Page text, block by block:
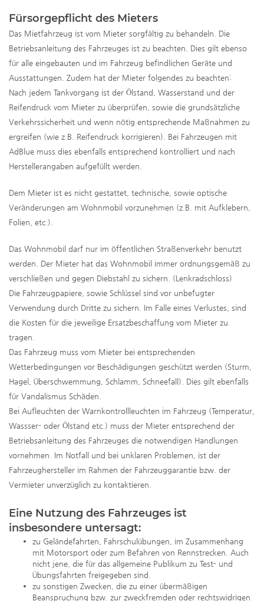
Fürsorgepflicht des Mieters
Das Mietfahrzeug ist vom Mieter sorgfältig zu behandeln. Die
Betriebsanleitung des Fahrzeuges ist zu beachten. Dies gilt ebenso
für alle eingebauten und im Fahrzeug befindlichen Geräte und
Ausstattungen. Zudem hat der Mieter folgendes zu beachten:
Nach jedem Tankvorgang ist der Ölstand, Wasserstand und der
Reifendruck vom Mieter zu überprüfen, sowie die grundsätzliche
Verkehrssicherheit und wenn nötig entsprechende Maßnahmen zu
ergreifen (wie z.B. Reifendruck korrigieren). Bei Fahrzeugen mit
AdBlue muss dies ebenfalls entsprechend kontrolliert und nach
Herstellerangaben aufgefüllt werden.
Dem Mieter ist es nicht gestattet, technische, sowie optische
Veränderungen am Wohnmobil vorzunehmen (z.B. mit Aufklebern,
Folien, etc.).
Das Wohnmobil darf nur im öffentlichen Straßenverkehr benutzt
werden. Der Mieter hat das Wohnmobil immer ordnungsgemäß zu
verschließen und gegen Diebstahl zu sichern. (Lenkradschloss)
Die Fahrzeugpapiere, sowie Schlüssel sind vor unbefugter
Verwendung durch Dritte zu sichern. Im Falle eines Verlustes, sind
die Kosten für die jeweilige Ersatzbeschaffung vom Mieter zu
tragen.
Das Fahrzeug muss vom Mieter bei entsprechenden
Wetterbedingungen vor Beschädigungen geschützt werden (Sturm,
Hagel, Überschwemmung, Schlamm, Schneefall). Dies gilt ebenfalls
für Vandalismus Schäden.
Bei Aufleuchten der Warnkontrollleuchten im Fahrzeug (Temperatur,
Wassser- oder Ölstand etc.) muss der Mieter entsprechend der
Betriebsanleitung des Fahrzeuges die notwendigen Handlungen
vornehmen. Im Notfall und bei unklaren Problemen, ist der
Fahrzeughersteller im Rahmen der Fahrzeuggarantie bzw. der
Vermieter unverzüglich zu kontaktieren.
Eine Nutzung des Fahrzeuges ist
insbesondere untersagt:
zu Geländefahrten, Fahrschulübungen, im Zusammenhang
mit Motorsport oder zum Befahren von Rennstrecken. Auch
nicht jene, die für das allgemeine Publikum zu Test- und
Übungsfahrten freigegeben sind.
zu sonstigen Zwecken, die zu einer übermäßigen
Beanspruchung bzw. zur zweckfremden oder rechtswidrigen